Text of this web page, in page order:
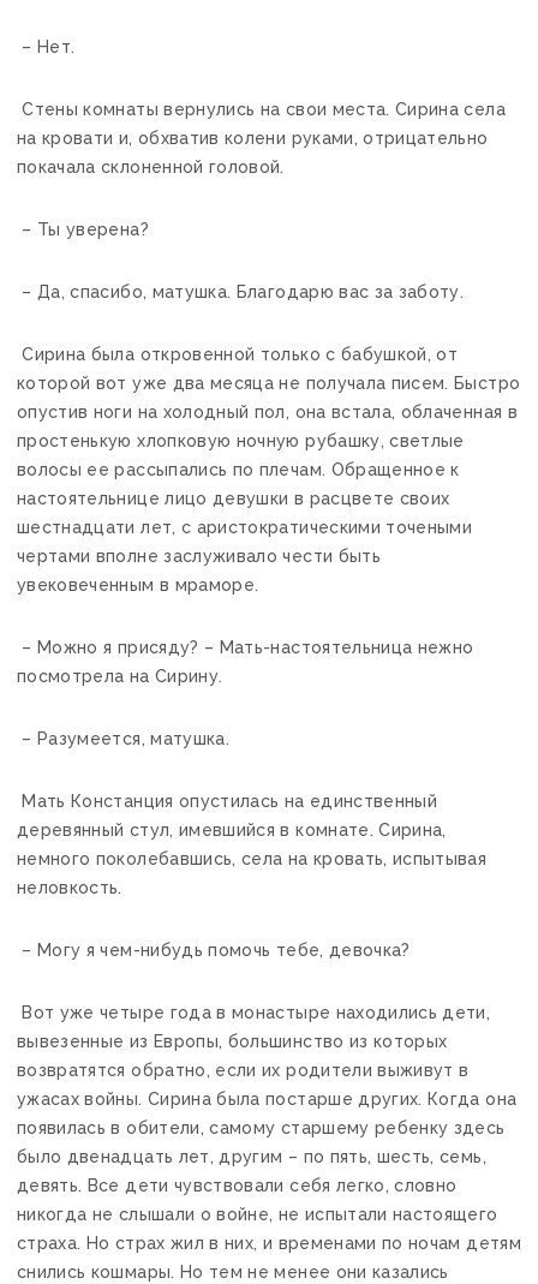
– Нет.
Стены комнаты вернулись на свои места. Сирина села
на кровати и, обхватив колени руками, отрицательно
покачала склоненной головой.
– Ты уверена?
– Да, спасибо, матушка. Благодарю вас за заботу.
Сирина была откровенной только с бабушкой, от
которой вот уже два месяца не получала писем. Быстро
опустив ноги на холодный пол, она встала, облаченная в
простенькую хлопковую ночную рубашку, светлые
волосы ее рассыпались по плечам. Обращенное к
настоятельнице лицо девушки в расцвете своих
шестнадцати лет, с аристократическими точеными
чертами вполне заслуживало чести быть
увековеченным в мраморе.
– Можно я присяду? – Мать-настоятельница нежно
посмотрела на Сирину.
– Разумеется, матушка.
Мать Констанция опустилась на единственный
деревянный стул, имевшийся в комнате. Сирина,
немного поколебавшись, села на кровать, испытывая
неловкость.
– Могу я чем-нибудь помочь тебе, девочка?
Вот уже четыре года в монастыре находились дети,
вывезенные из Европы, большинство из которых
возвратятся обратно, если их родители выживут в
ужасах войны. Сирина была постарше других. Когда она
появилась в обители, самому старшему ребенку здесь
было двенадцать лет, другим – по пять, шесть, семь,
девять. Все дети чувствовали себя легко, словно
никогда не слышали о войне, не испытали настоящего
страха. Но страх жил в них, и временами по ночам детям
снились кошмары. Но тем не менее они казались